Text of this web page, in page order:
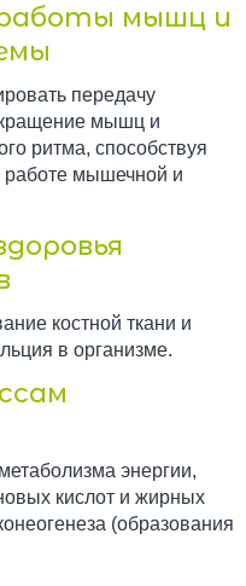
мышц и
передачу
мышц и
ритма, способствуя
мышечной и
костной ткани и
в организме.
энергии,
кислот и жирных
(образования